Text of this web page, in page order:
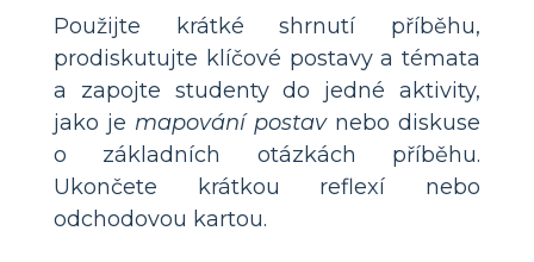
Použijte krátké shrnutí příběhu,
prodiskutujte klíčové postavy a témata
a zapojte studenty do jedné aktivity,
jako je mapování postavnebo diskuse
o základních otázkách příběhu.
Ukončete krátkou reflexí nebo
odchodovou kartou.